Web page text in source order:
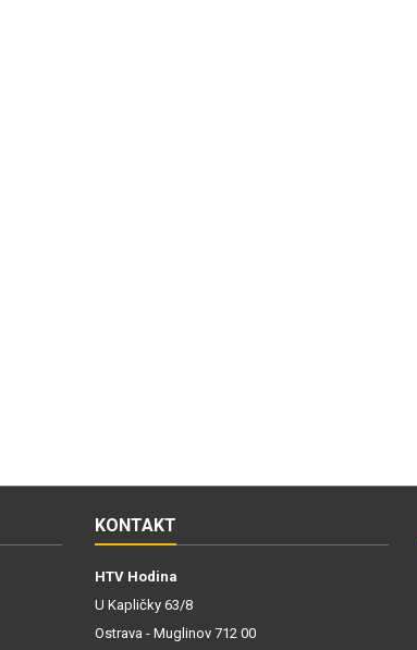
KONTAKT
HTV Hodina
U Kapličky 63/8
Ostrava - Muglinov 712 00